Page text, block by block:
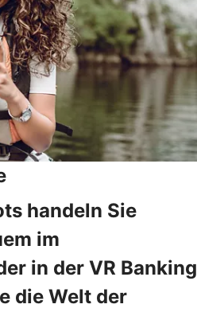
handeln Sie
im
in der VR Banking
die Welt der